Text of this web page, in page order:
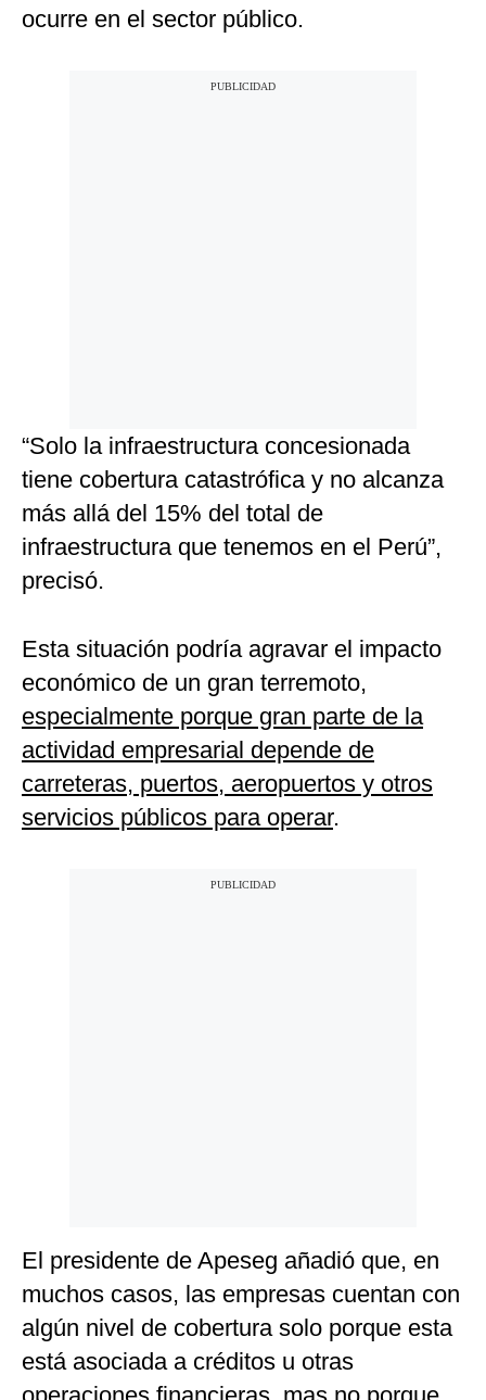
ocurre en el sector público.
“Solo la infraestructura concesionada
tiene cobertura catastrófica y no alcanza
más allá del 15% del total de
infraestructura que tenemos en el Perú”,
precisó.
Esta situación podría agravar el impacto
económico de un gran terremoto,
especialmente porque gran parte de la
actividad empresarial depende de
carreteras, puertos, aeropuertos y otros
servicios públicos para operar.
El presidente de Apeseg añadió que, en
muchos casos, las empresas cuentan con
algún nivel de cobertura solo porque esta
está asociada a créditos u otras